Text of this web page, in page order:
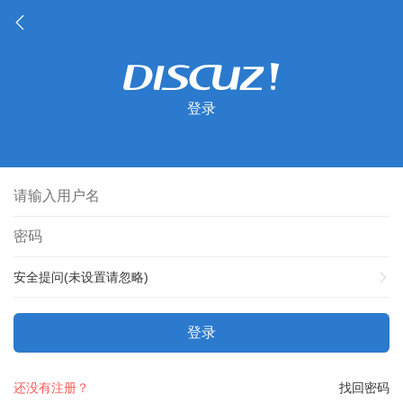
登录
安全提问(未设置请忽略)
登录
找回密码
还没有注册？